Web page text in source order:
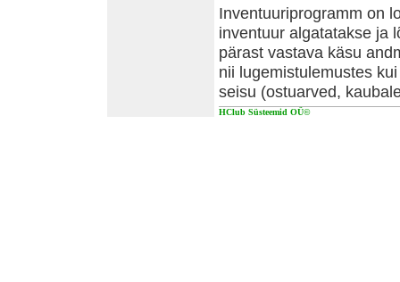
Inventuuriprogramm on
inventuur algatatakse ja
pärast vastava käsu
nii lugemistulemustes
seisu (ostuarved,
HClub Süsteemid OÜ©